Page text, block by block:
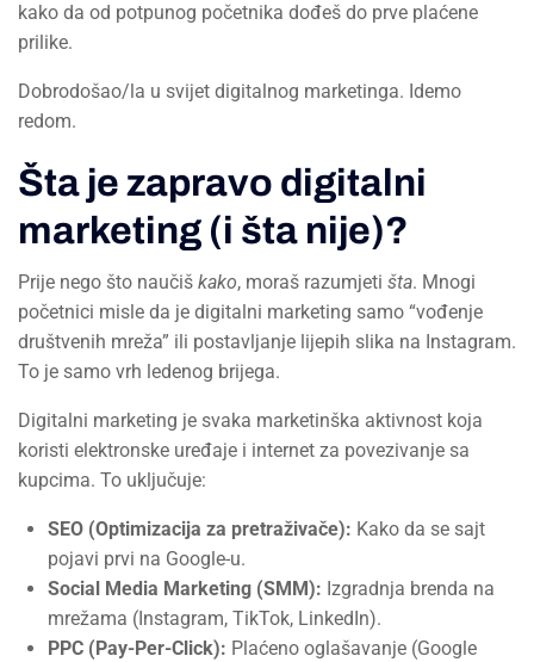
kako da od potpunog početnika dođeš do prve plaćene
prilike.
Dobrodošao/la u svijet digitalnog marketinga. Idemo
redom.
Šta je zapravo digitalni
marketing (i šta nije)?
Prije nego što naučiš kako, moraš razumjeti šta. Mnogi
početnici misle da je digitalni marketing samo “vođenje
društvenih mreža” ili postavljanje lijepih slika na Instagram.
To je samo vrh ledenog brijega.
Digitalni marketing je svaka marketinška aktivnost koja
koristi elektronske uređaje i internet za povezivanje sa
kupcima. To uključuje:
SEO (Optimizacija za pretraživače): Kako da se sajt
pojavi prvi na Google-u.
Social Media Marketing (SMM): Izgradnja brenda na
mrežama (Instagram, TikTok, LinkedIn).
PPC (Pay-Per-Click): Plaćeno oglašavanje (Google